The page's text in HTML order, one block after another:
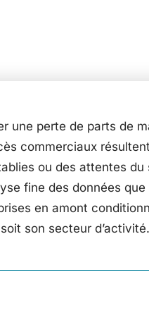
une perte de parts de
commerciaux
ou des attentes du
fine des données
en amont
son secteur d’activité.